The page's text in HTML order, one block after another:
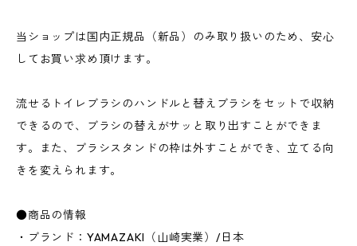
当ショップは国内正規品（新品）のみ取り扱いのため、安心
してお買い求め頂けます。
流せるトイレブラシのハンドルと替えブラシをセットで収納
できるので、ブラシの替えがサッと取り出すことができま
す。また、ブラシスタンドの枠は外すことができ、立てる向
きを変えられます。
●商品の情報
・ブランド：YAMAZAKI（山崎実業）/日本